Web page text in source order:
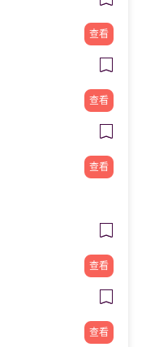
查看
查看
查看
查看
查看